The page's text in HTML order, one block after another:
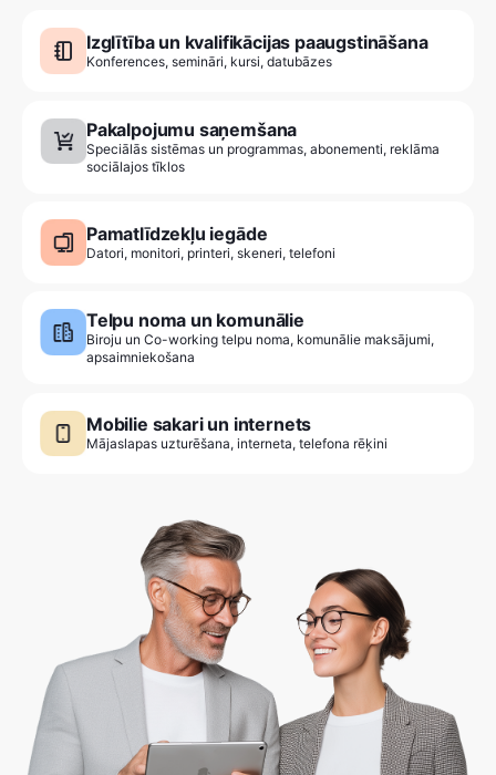
Izglītība un kvalifikācijas paaugstināšana
Konferences, semināri, kursi, datubāzes
Pakalpojumu saņemšana
Speciālās sistēmas un programmas, abonementi, reklāma
sociālajos tīklos
Pamatlīdzekļu iegāde
Datori, monitori, printeri, skeneri, telefoni
Telpu noma un komunālie
Biroju un Co-working telpu noma, komunālie maksājumi,
apsaimniekošana
Mobilie sakari un internets
Mājaslapas uzturēšana, interneta, telefona rēķini